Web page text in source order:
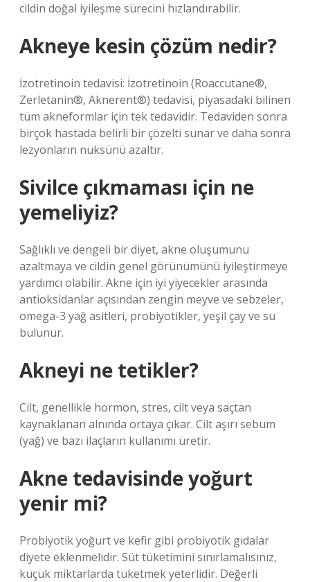
cildin doğal iyileşme sürecini hızlandırabilir.
Akneye kesin çözüm nedir?
İzotretinoin tedavisi: İzotretinoin (Roaccutane®,
Zerletanin®, Aknerent®) tedavisi, piyasadaki bilinen
tüm akneformlar için tek tedavidir. Tedaviden sonra
birçok hastada belirli bir çözelti sunar ve daha sonra
lezyonların nüksünü azaltır.
Sivilce çıkmaması için ne
yemeliyiz?
Sağlıklı ve dengeli bir diyet, akne oluşumunu
azaltmaya ve cildin genel görünümünü iyileştirmeye
yardımcı olabilir. Akne için iyi yiyecekler arasında
antioksidanlar açısından zengin meyve ve sebzeler,
omega-3 yağ asitleri, probiyotikler, yeşil çay ve su
bulunur.
Akneyi ne tetikler?
Cilt, genellikle hormon, stres, cilt veya saçtan
kaynaklanan alnında ortaya çıkar. Cilt aşırı sebum
(yağ) ve bazı ilaçların kullanımı üretir.
Akne tedavisinde yoğurt
yenir mi?
Probiyotik yoğurt ve kefir gibi probiyotik gıdalar
diyete eklenmelidir. Süt tüketimini sınırlamalısınız,
küçük miktarlarda tüketmek yeterlidir. Değerli